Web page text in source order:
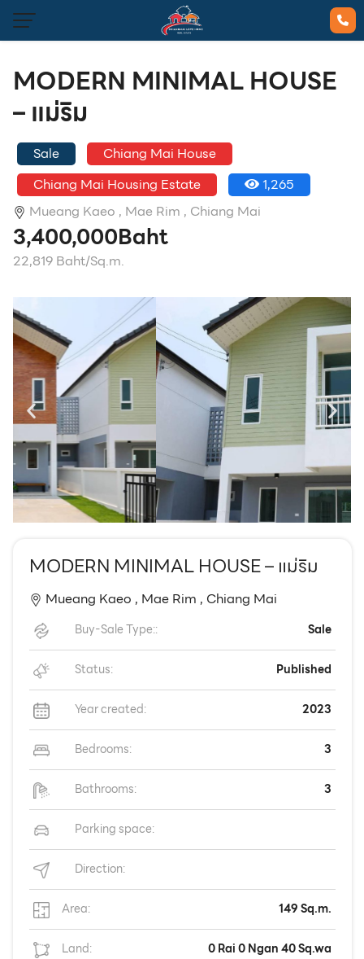
EN
TH
MODERN MINIMAL HOUSE
– แม่ริม
Sale
Chiang Mai House
Chiang Mai Housing Estate
1,265
Mueang Kaeo , Mae Rim , Chiang Mai
3,400,000Baht
22,819 Baht/Sq.m.
MODERN MINIMAL HOUSE – แม่ริม
Mueang Kaeo , Mae Rim , Chiang Mai
Buy-Sale Type:: Sale
Status: Published
Year created: 2023
Bedrooms: 3
Bathrooms: 3
Parking space:
Direction:
Area: 149 Sq.m.
Land: 0 Rai 0 Ngan 40 Sq.wa